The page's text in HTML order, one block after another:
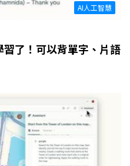
AI人工智慧
了！可以背單字、片語